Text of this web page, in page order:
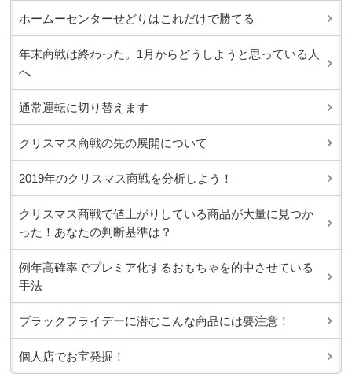
ホームーセンターせどりはこれだけで勝てる
年末商戦は終わった。1月からどうしようと思っている人
へ
通常運転に切り替えます
クリスマス商戦の先の展開について
2019年のクリスマス商戦を分析しよう！
クリスマス商戦で値上がりしている商品が大量に見つか
った！あなたの判断基準は？
例年高確率でプレミア化するおもちゃを的中させている
手法
ブラックフライデーに潜むこんな商品には要注意！
個人店でお宝発掘！